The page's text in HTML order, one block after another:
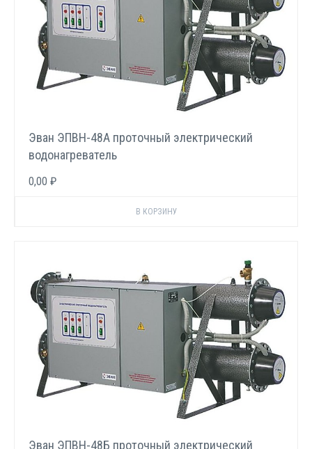
Эван ЭПВН-48А проточный электрический
водонагреватель
0,00 ₽
Эван ЭПВН-48Б проточный электрический